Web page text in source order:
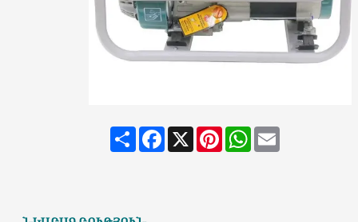
ShareFacebook
X PinterestWhatsApp
Email